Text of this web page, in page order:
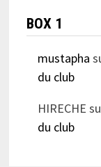
BOX 1
mustapha
du club
HIRECHE
du club